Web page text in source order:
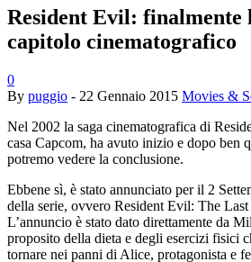
Resident Evil: finalmente
capitolo cinematografico
0
By puggio - 22 Gennaio 2015 Movies &
Nel 2002 la saga cinematografica di
casa Capcom, ha avuto inizio e dopo ben
potremo vedere la conclusione.
Ebbene sì, è stato annunciato per il 2
della serie, ovvero Resident Evil: The Last
L’annuncio è stato dato direttamente da
proposito della dieta e degli esercizi fisici
tornare nei panni di Alice, protagonista e